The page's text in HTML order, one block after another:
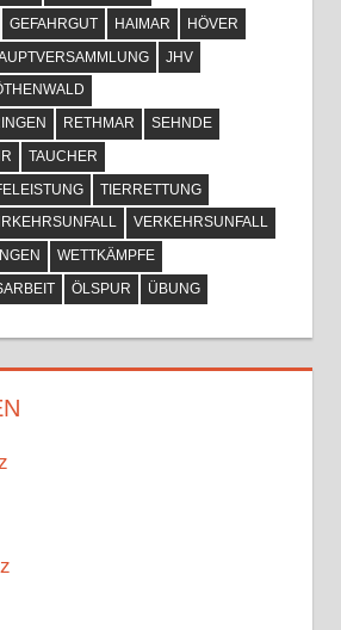
GEFAHRGUT HAIMAR
HÖVER
JHV
RETHMAR
SEHNDE
TAUCHER
TIERRETTUNG
VERKEHRSUNFALL
WETTKÄMPFE
ÖLSPUR ÜBUNG